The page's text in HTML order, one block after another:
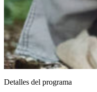
Detalles del programa